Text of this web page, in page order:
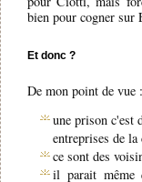
bien pour cogner sur
Et donc ?
De mon point de vue :
une prison c'est
entreprises de la
ce sont des
il parait même